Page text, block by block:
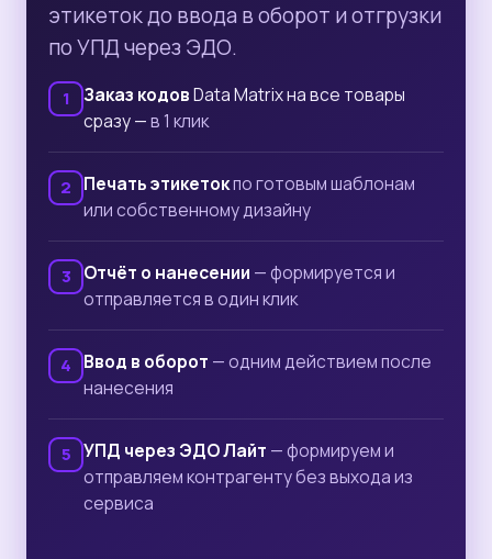
этикеток до ввода в оборот и отгрузки
по УПД через ЭДО.
Заказ кодовData Matrix на все товары
сразу —в 1 клик
Печать этикетокпо готовым шаблонам
или собственному дизайну
Отчёт о нанесении — формируется и
отправляется в один клик
Ввод в оборот — одним действием после
нанесения
УПД через ЭДО Лайт — формируем и
отправляем контрагенту без выхода из
сервиса